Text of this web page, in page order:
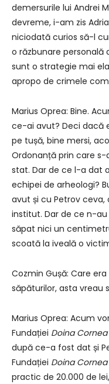
demersurile lui Andrei
devreme, i-am zis
niciodată curios să-l
o răzbunare personală
sunt o strategie mai
apropo de crimele
Marius Oprea: Bine.
ce-ai avut? Deci dacă
pe tușă, bine mersi,
Ordonanță prin care
stat. Dar de ce l-a dat
echipei de arheologi?
avut și cu Petrov
institut. Dar de ce n-
săpat nici un
scoată la iveală o
Cozmin Gușă: Care
săpăturilor, asta vreau
Marius Oprea: Acum
Fundației Doina Cornea
după ce-a fost dat și
Fundației Doina Cornea
practic de 20.000 de